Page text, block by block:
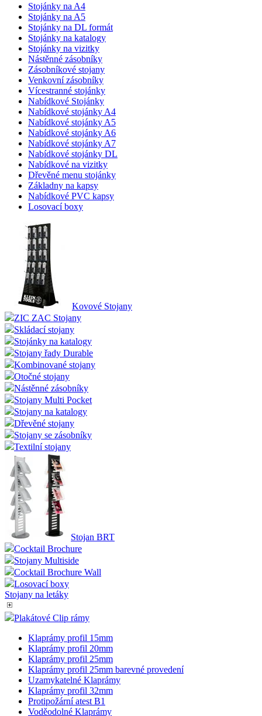
Stojánky na A4
Stojánky na A5
Stojánky na DL formát
Stojánky na katalogy
Stojánky na vizitky
Nástěnné zásobníky
Zásobníkové stojany
Venkovní zásobníky
Vícestranné stojánky
Nabídkové Stojánky
Nabídkové stojánky A4
Nabídkové stojánky A5
Nabídkové stojánky A6
Nabídkové stojánky A7
Nabídkové stojánky DL
Nabídkové na vizitky
Dřevěné menu stojánky
Základny na kapsy
Nabídkové PVC kapsy
Losovací boxy
Kovové Stojany
ZIC ZAC Stojany
Skládací stojany
Stojánky na katalogy
Stojany řady Durable
Kombinované stojany
Otočné stojany
Nástěnné zásobníky
Stojany Multi Pocket
Stojany na katalogy
Dřevěné stojany
Stojany se zásobníky
Textilní stojany
Stojan BRT
Cocktail Brochure
Stojany Multiside
Cocktail Brochure Wall
Losovací boxy
Stojany na letáky
Plakátové Clip rámy
Klaprámy profil 15mm
Klaprámy profil 20mm
Klaprámy profil 25mm
Klaprámy profil 25mm barevné provedení
Uzamykatelné Klaprámy
Klaprámy profil 32mm
Protipožární atest B1
Voděodolné Klaprámy